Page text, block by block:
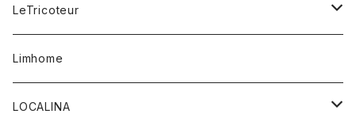
バンダナ
タンクトップ
コート
シャツ
ボトム
スカート
パンツ
レディース
アウター
トップス
LeTricoteur
カーディガン
Limhome
LOCALINA